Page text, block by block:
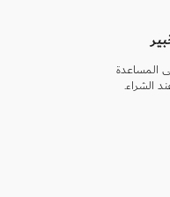
المساعدة
الشراء.